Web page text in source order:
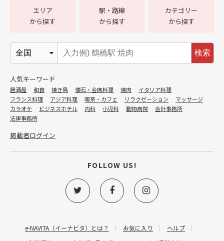
e-NAVITA（イーナビタ）とは？ お気に入り
ヘルプ
エリア
から探す
駅・路線
から探す
カテゴリー
から探す
検索
人気キーワード
居酒屋 和食 焼き鳥 懐石・会席料理 焼肉
イタリア料理
フランス料理
アジア料理 喫茶・カフェ リラクゼーション
マッサージ
カラオケ
ビジネスホテル 内科 小児科 動物病院
会計事務所
法律事務所
掲載者ログイン
FOLLOW US!